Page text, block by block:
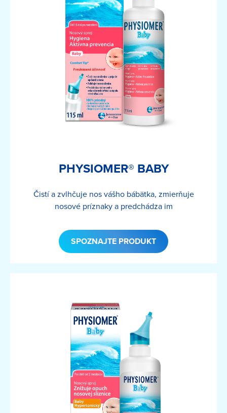
PHYSIOMER® BABY
Čistí a zvlhčuje nos vášho bábätka, zmierňuje
nosové príznaky a predchádza im
SPOZNAJTE PRODUKT